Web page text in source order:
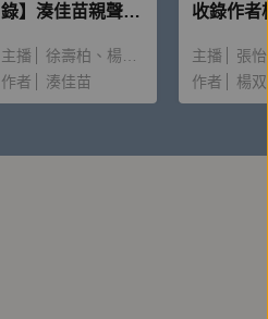
錄】湊佳苗親聲朗
主播 徐壽柏
楊雅淳
作者
湊佳苗
收錄作者
主播
張
作者
楊